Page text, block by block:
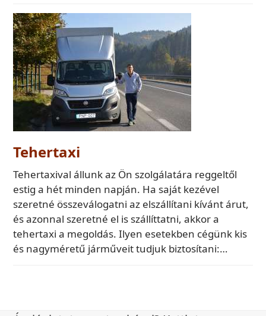
Tehertaxi
Tehertaxival állunk az Ön szolgálatára reggeltől
estig a hét minden napján. Ha saját kezével
szeretné összeválogatni az elszállítani kívánt árut,
és azonnal szeretné el is szállíttatni, akkor a
tehertaxi a megoldás. Ilyen esetekben cégünk kis
és nagyméretű járműveit tudjuk biztosítani:…